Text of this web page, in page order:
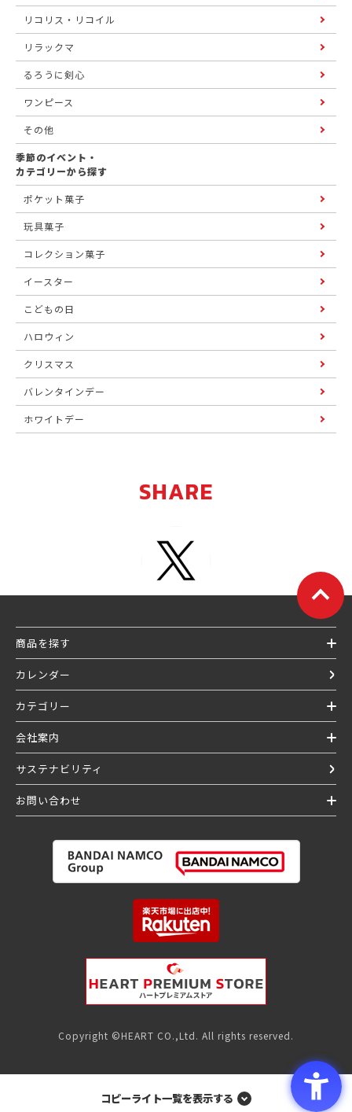
リコリス・リコイル
リラックマ
るろうに剣心
ワンピース
その他
季節のイベント・
カテゴリーから探す
ポケット菓子
玩具菓子
コレクション菓子
イースター
こどもの日
ハロウィン
クリスマス
バレンタインデー
ホワイトデー
SHARE
商品を探す
カレンダー
カテゴリー
会社案内
サステナビリティ
お問い合わせ
Copyright ©HEART CO.,Ltd. All rights reserved.
コピーライト一覧を表示する